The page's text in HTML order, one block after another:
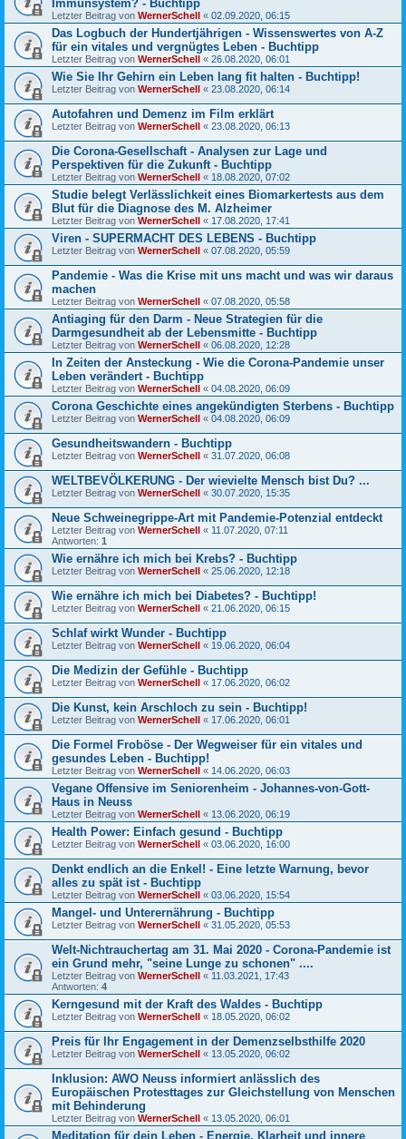
Immunsystem? - Buchtipp
Letzter Beitrag von WernerSchell « 02.09.2020, 06:15
Das Logbuch der Hundertjährigen - Wissenswertes von A-Z
für ein vitales und vergnügtes Leben - Buchtipp
Letzter Beitrag von WernerSchell « 26.08.2020, 06:01
Wie Sie Ihr Gehirn ein Leben lang fit halten - Buchtipp!
Letzter Beitrag von WernerSchell « 23.08.2020, 06:14
Autofahren und Demenz im Film erklärt
Letzter Beitrag von WernerSchell « 23.08.2020, 06:13
Die Corona-Gesellschaft - Analysen zur Lage und
Perspektiven für die Zukunft - Buchtipp
Letzter Beitrag von WernerSchell « 18.08.2020, 07:02
Studie belegt Verlässlichkeit eines Biomarkertests aus dem
Blut für die Diagnose des M. Alzheimer
Letzter Beitrag von WernerSchell « 17.08.2020, 17:41
Viren - SUPERMACHT DES LEBENS - Buchtipp
Letzter Beitrag von WernerSchell « 07.08.2020, 05:59
Pandemie - Was die Krise mit uns macht und was wir daraus
machen
Letzter Beitrag von WernerSchell « 07.08.2020, 05:58
Antiaging für den Darm - Neue Strategien für die
Darmgesundheit ab der Lebensmitte - Buchtipp
Letzter Beitrag von WernerSchell « 06.08.2020, 12:28
In Zeiten der Ansteckung - Wie die Corona-Pandemie unser
Leben verändert - Buchtipp
Letzter Beitrag von WernerSchell « 04.08.2020, 06:09
Corona Geschichte eines angekündigten Sterbens - Buchtipp
Letzter Beitrag von WernerSchell « 04.08.2020, 06:09
Gesundheitswandern - Buchtipp
Letzter Beitrag von WernerSchell « 31.07.2020, 06:08
WELTBEVÖLKERUNG - Der wievielte Mensch bist Du? ...
Letzter Beitrag von WernerSchell « 30.07.2020, 15:35
Neue Schweinegrippe-Art mit Pandemie-Potenzial entdeckt
Letzter Beitrag von WernerSchell « 11.07.2020, 07:11
Antworten: 1
Wie ernähre ich mich bei Krebs? - Buchtipp
Letzter Beitrag von WernerSchell « 25.06.2020, 12:18
Wie ernähre ich mich bei Diabetes? - Buchtipp!
Letzter Beitrag von WernerSchell « 21.06.2020, 06:15
Schlaf wirkt Wunder - Buchtipp
Letzter Beitrag von WernerSchell « 19.06.2020, 06:04
Die Medizin der Gefühle - Buchtipp
Letzter Beitrag von WernerSchell « 17.06.2020, 06:02
Die Kunst, kein Arschloch zu sein - Buchtipp!
Letzter Beitrag von WernerSchell « 17.06.2020, 06:01
Die Formel Froböse - Der Wegweiser für ein vitales und
gesundes Leben - Buchtipp!
Letzter Beitrag von WernerSchell « 14.06.2020, 06:03
Vegane Offensive im Seniorenheim - Johannes-von-Gott-
Haus in Neuss
Letzter Beitrag von WernerSchell « 13.06.2020, 06:19
Health Power: Einfach gesund - Buchtipp
Letzter Beitrag von WernerSchell « 03.06.2020, 16:00
Denkt endlich an die Enkel! - Eine letzte Warnung, bevor
alles zu spät ist - Buchtipp
Letzter Beitrag von WernerSchell « 03.06.2020, 15:54
Mangel- und Unterernährung - Buchtipp
Letzter Beitrag von WernerSchell « 31.05.2020, 05:53
Welt-Nichtrauchertag am 31. Mai 2020 - Corona-Pandemie ist
ein Grund mehr, "seine Lunge zu schonen" ....
Letzter Beitrag von WernerSchell « 11.03.2021, 17:43
Antworten: 4
Kerngesund mit der Kraft des Waldes - Buchtipp
Letzter Beitrag von WernerSchell « 18.05.2020, 06:02
Preis für Ihr Engagement in der Demenzselbsthilfe 2020
Letzter Beitrag von WernerSchell « 13.05.2020, 06:02
Inklusion: AWO Neuss informiert anlässlich des
Europäischen Protesttages zur Gleichstellung von Menschen
mit Behinderung
Letzter Beitrag von WernerSchell « 13.05.2020, 06:01
Meditation für dein Leben - Energie, Klarheit und innere